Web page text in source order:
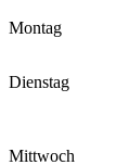
Montag
Dienstag
Mittwoch